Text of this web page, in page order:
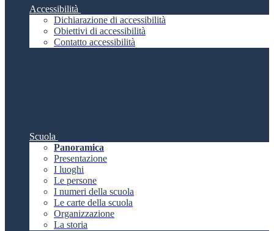
Accessibilità
Dichiarazione di accessibilità
Obiettivi di accessibilità
Contatto accessibilità
Scuola
Panoramica
Presentazione
I luoghi
Le persone
I numeri della scuola
Le carte della scuola
Organizzazione
La storia